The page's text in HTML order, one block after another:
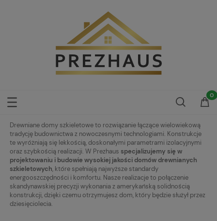
Drewniane domy szkieletowe to rozwiązanie łączące wielowiekową
tradycję budownictwa z nowoczesnymi technologiami. Konstrukcje
te wyróżniają się lekkością, doskonałymi parametrami izolacyjnymi
oraz szybkością realizacji. W Prezhaus specjalizujemy się w
projektowaniu i budowie wysokiej jakości domów drewnianych
szkieletowych, które spełniają najwyższe standardy
energooszczędności i komfortu. Nasze realizacje to połączenie
skandynawskiej precyzji wykonania z amerykańską solidnością
konstrukcji, dzięki czemu otrzymujesz dom, który będzie służył przez
dziesięciolecia.